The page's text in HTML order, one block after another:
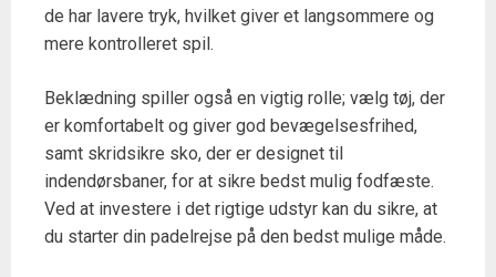
de har lavere tryk, hvilket giver et langsommere og
mere kontrolleret spil.
Beklædning spiller også en vigtig rolle; vælg tøj, der
er komfortabelt og giver god bevægelsesfrihed,
samt skridsikre sko, der er designet til
indendørsbaner, for at sikre bedst mulig fodfæste.
Ved at investere i det rigtige udstyr kan du sikre, at
du starter din padelrejse på den bedst mulige måde.